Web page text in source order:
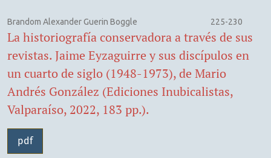
Brandom Alexander Guerin Boggle 225-230
La historiografía conservadora a través de sus
revistas. Jaime Eyzaguirre y sus discípulos en
un cuarto de siglo (1948-1973), de Mario
Andrés González (Ediciones Inubicalistas,
Valparaíso, 2022, 183 pp.).
pdf